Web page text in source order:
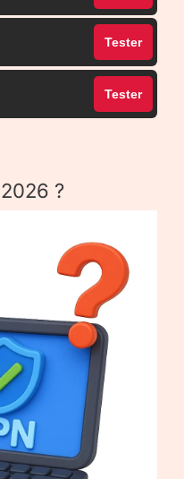
Tester
Tester
?